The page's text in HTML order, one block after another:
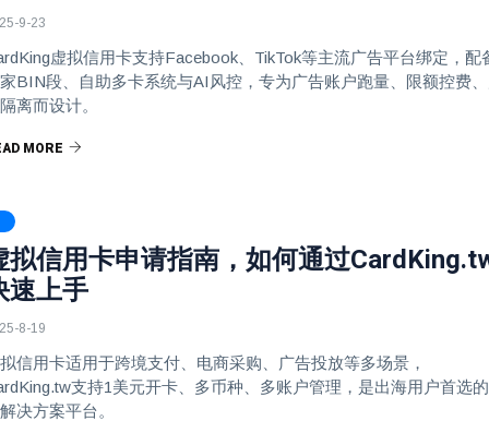
9-23
虚拟信用卡支持Facebook、TikTok等主流广告平台绑定，配
BIN段、自助多卡系统与AI风控，专为广告账户跑量、限额控费
离而设计。
MORE
拟信用卡申请指南，如何通过
速上手
8-19
信用卡适用于跨境支付、电商采购、广告投放等多场景，
支持1美元开卡、多币种、多账户管理，是出海用户首选
决方案平台。